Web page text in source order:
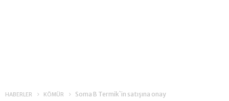
HABERLER KÖMÜR Soma B Termik`in satışına onay